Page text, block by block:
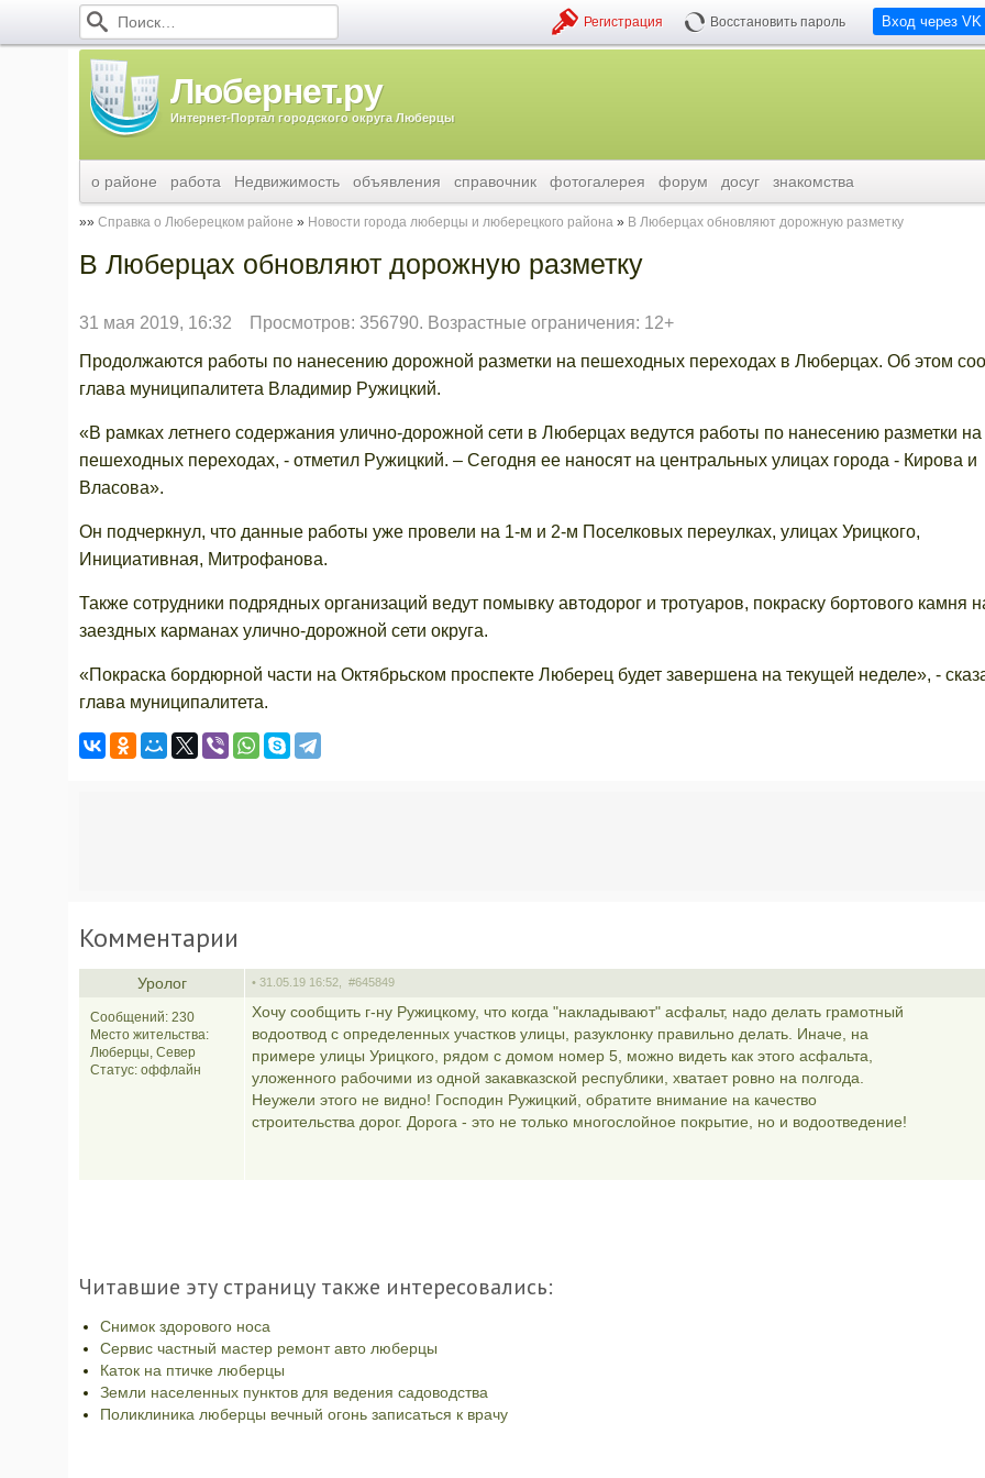
Вход через VK
Регистрация Восстановить пароль
Любернет.ру
Интернет-Портал городского округа Люберцы
о районе работа Недвижимость объявления справочник фотогалерея форум досуг знакомства
Справка о Люберецком районе Новости города люберцы и люберецкого района В Люберцах обновляют дорожную разметку
В Люберцах обновляют дорожную разметку
31 мая 2019, 16:32 Просмотров: 356790. Возрастные ограничения: 12+
Продолжаются работы по нанесению дорожной разметки на пешеходных переходах в Люберцах. Об этом
глава муниципалитета Владимир Ружицкий.
«В рамках летнего содержания улично-дорожной сети в Люберцах ведутся работы по нанесению разметки на
пешеходных переходах, - отметил Ружицкий. – Сегодня ее наносят на центральных улицах города - Кирова и
Власова».
Он подчеркнул, что данные работы уже провели на 1-м и 2-м Поселковых переулках, улицах Урицкого,
Инициативная, Митрофанова.
Также сотрудники подрядных организаций ведут помывку автодорог и тротуаров, покраску бортового камня
заездных карманах улично-дорожной сети округа.
«Покраска бордюрной части на Октябрьском проспекте Люберец будет завершена на текущей неделе», -
глава муниципалитета.
Комментарии
Уролог • 31.05.19 16:52, #645849
Сообщений: 230
Место жительства:
Люберцы, Север
Статус: оффлайн
Хочу сообщить г-ну Ружицкому, что когда "накладывают" асфальт, надо делать грамотный
водоотвод с определенных участков улицы, разуклонку правильно делать. Иначе, на
примере улицы Урицкого, рядом с домом номер 5, можно видеть как этого асфальта,
уложенного рабочими из одной закавказской республики, хватает ровно на полгода.
Неужели этого не видно! Господин Ружицкий, обратите внимание на качество
строительства дорог. Дорога - это не только многослойное покрытие, но и водоотведение!
Читавшие эту страницу также интересовались:
Снимок здорового носа
Сервис частный мастер ремонт авто люберцы
Каток на птичке люберцы
Земли населенных пунктов для ведения садоводства
Поликлиника люберцы вечный огонь записаться к врачу